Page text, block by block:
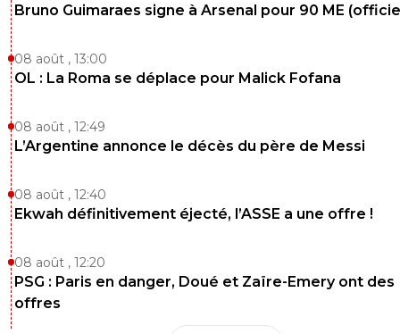
Bruno Guimaraes signe à Arsenal pour 90 ME
08 août , 13:00
OL : La Roma se déplace pour Malick Fofana
08 août , 12:49
L’Argentine annonce le décès du père de Messi
08 août , 12:40
Ekwah définitivement éjecté, l’ASSE a une offre !
08 août , 12:20
PSG : Paris en danger, Doué et Zaïre-Emery ont des
offres